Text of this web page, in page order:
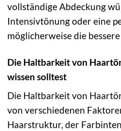
vollständige Abdeckung
Intensivtönung oder eine
möglicherweise die
Die Haltbarkeit von
wissen solltest
Die Haltbarkeit von
von verschiedenen
Haarstruktur, der